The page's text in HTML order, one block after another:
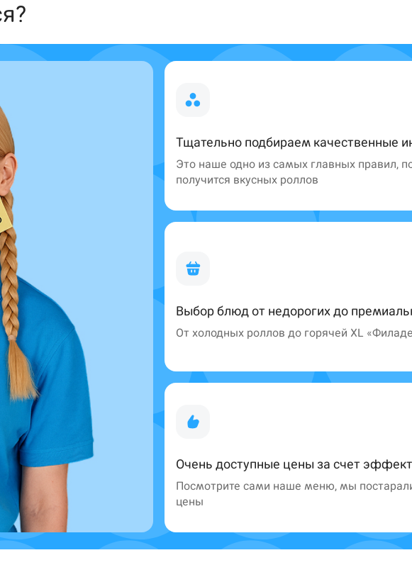
Тщательно подбираем качественные
Это наше одно из самых главных правил,
получится вкусных роллов
Выбор блюд от недорогих до
От холодных роллов до горячей XL
Очень доступные цены за счет
Посмотрите сами наше меню, мы
цены
99 ₽
Самовывоз